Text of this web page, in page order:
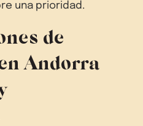
una prioridad.
de
Andorra